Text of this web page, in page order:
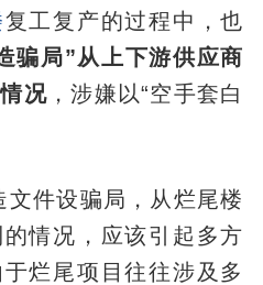
复工复产的过程中，也
骗局”从上下游供应商
况 ，涉嫌以“空手套白
文件设骗局，从烂尾楼
情况，应该引起多方
烂尾项目往往涉及多